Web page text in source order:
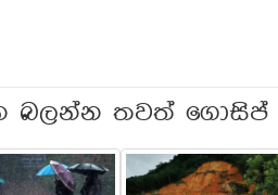
බලන්න තවත් ගොසිප්